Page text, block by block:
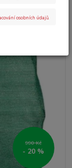
990 Kč
- 20 %
osobních údajů